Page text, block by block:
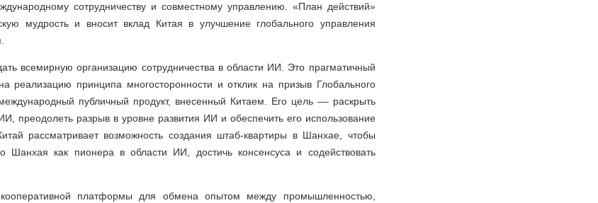
сотрудничеству и совместному управлению. «План действий»
мудрость и вносит вклад Китая в улучшение глобального управления
всемирную организацию сотрудничества в области ИИ. Это прагматичный
реализацию принципа многосторонности и отклик на призыв Глобального
публичный продукт, внесенный Китаем. Его цель –– раскрыть
преодолеть разрыв в уровне развития ИИ и обеспечить его использование
рассматривает возможность создания штаб-квартиры в Шанхае, чтобы
Шанхая как пионера в области ИИ, достичь консенсуса и содействовать
платформы для обмена опытом между промышленностью,